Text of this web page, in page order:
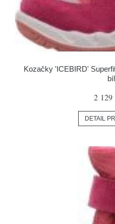
Kozačky 'ICEBIRD'
2
DETAIL